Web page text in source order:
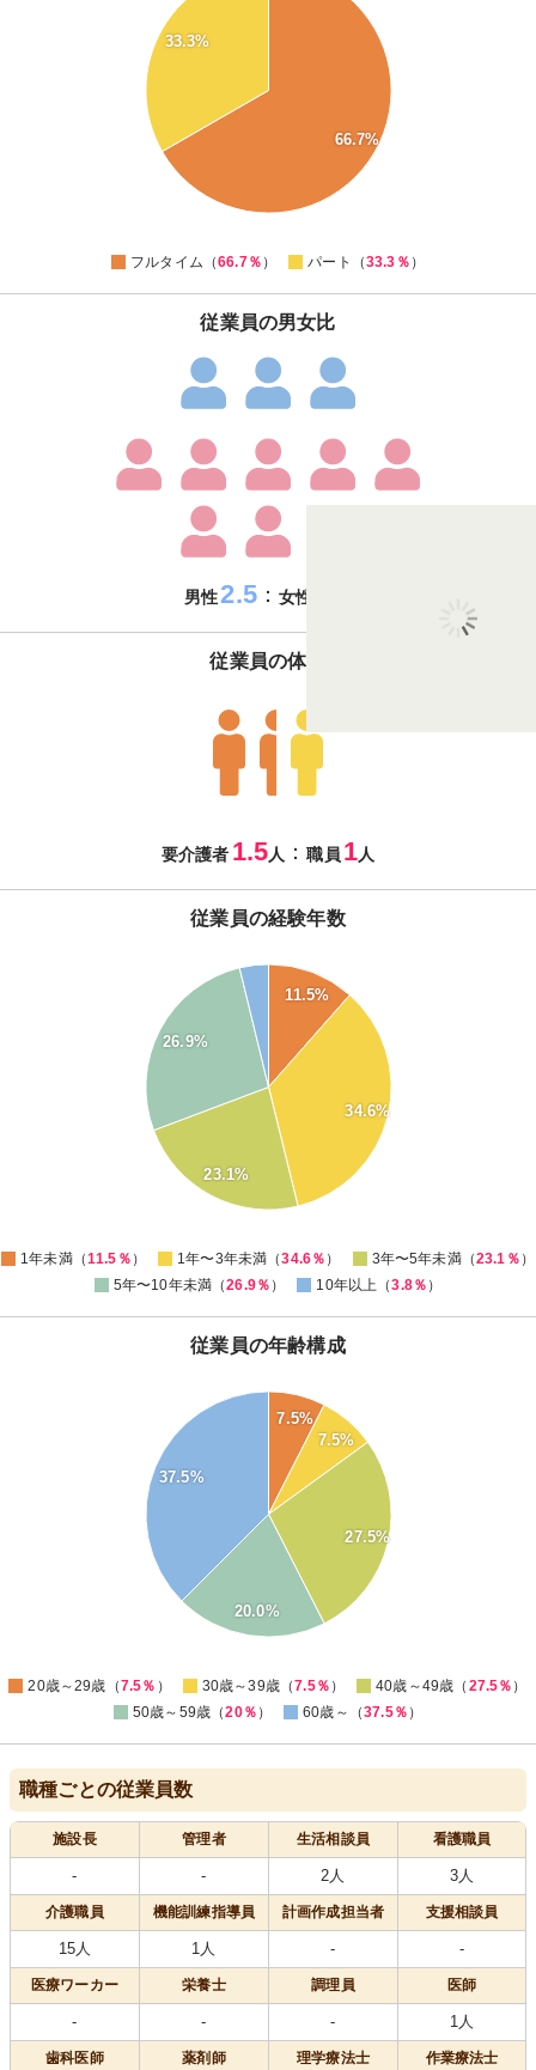
66.7%
33.3%
フルタイム（66.7％ ） パート（33.3％ ）
従業員の男女比
男性2.5：女性
従業員の体制
要介護者 1.5人 ：職員 1人
従業員の経験年数
11.5%
34.6%
23.1%
26.9%
1年未満（11.5％ ） 1年〜3年未満（34.6％ ） 3年〜5年未満（23.1％ ）
5年〜10年未満（26.9％ ） 10年以上（3.8％ ）
従業員の年齢構成
7.5%
7.5%
27.5%
20.0%
37.5%
20歳～29歳（7.5％ ） 30歳～39歳（7.5％ ） 40歳～49歳（ 27.5％ ）
50歳～59歳（20％ ） 60歳～（37.5％ ）
職種ごとの従業員数
施設長 管理者 生活相談員 看護職員
- - 2人 3人
介護職員 機能訓練指導員 計画作成担当者 支援相談員
15人 1人 - -
医療ワーカー 栄養士 調理員 医師
- - - 1人
歯科医師 薬剤師 理学療法士 作業療法士